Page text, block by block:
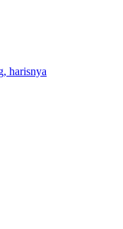
harisnya